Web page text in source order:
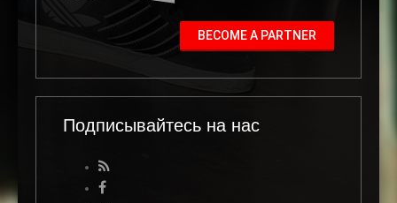
BECOME A PARTNER
Подписывайтесь на нас